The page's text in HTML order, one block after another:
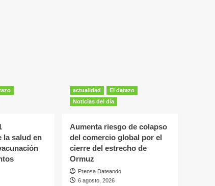
la salud en
actualidad
El datazo
Noticias del día
Aumenta riesgo de colapso
del comercio global por el
cierre del estrecho de
Ormuz
Prensa Dateando
6 agosto, 2026